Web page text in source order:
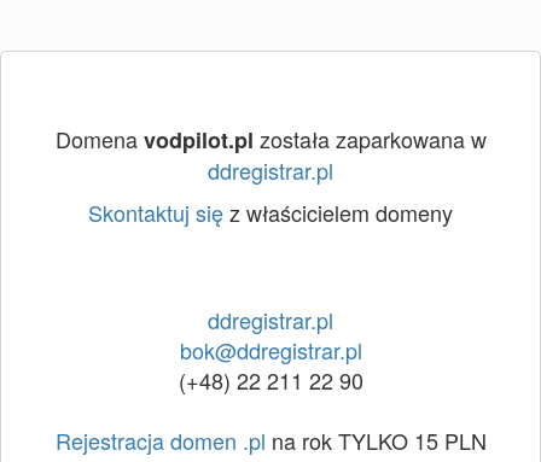
Domenavodpilot.pl została zaparkowana w
ddregistrar.pl
Skontaktuj sięz właścicielem domeny
ddregistrar.pl
bok@ddregistrar.pl
(+48) 22 211 22 90
Rejestracja domen .pl na rok TYLKO 15 PLN